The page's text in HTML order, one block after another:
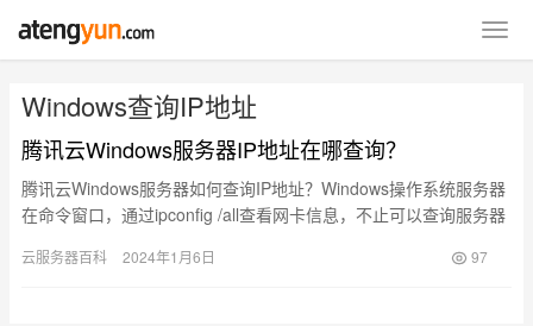
Windows查询IP地址
腾讯云Windows服务器IP地址在哪查询？
腾讯云Windows服务器如何查询IP地址？Windows操作系统服务器
在命令窗口，通过ipconfig /all查看网卡信息，不止可以查询服务器
云服务器百科 2024年1月6日 97